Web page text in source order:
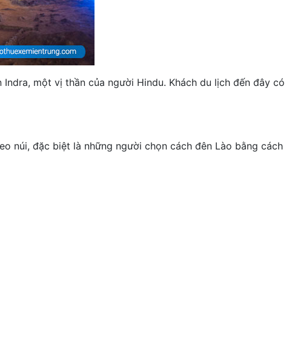
một vị thần của người Hindu. Khách du lịch đến đây có
núi, đặc biệt là những người chọn cách đên Lào bằng cách